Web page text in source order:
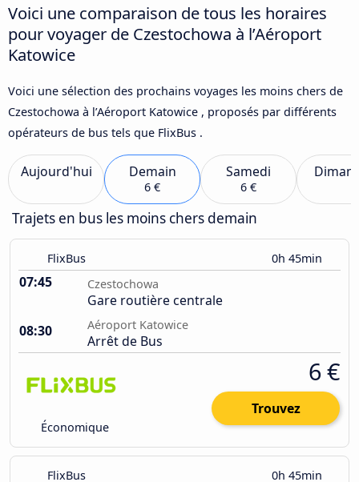
Voici une comparaison de tous les horaires
pour voyager de Czestochowa à l’Aéroport
Katowice
Voici une sélection des prochains voyages les moins chers de
Czestochowa à l’Aéroport Katowice , proposés par différents
opérateurs de bus tels que FlixBus .
Aujourd'hui Demain
6 €
Samedi
6 €
Trajets en bus les moins chers demain
FlixBus 0h 45min
07:45 Czestochowa
Gare routière centrale
08:30
Aéroport Katowice
Arrêt de Bus
Économique
6 €
Trouvez
FlixBus 0h 45min